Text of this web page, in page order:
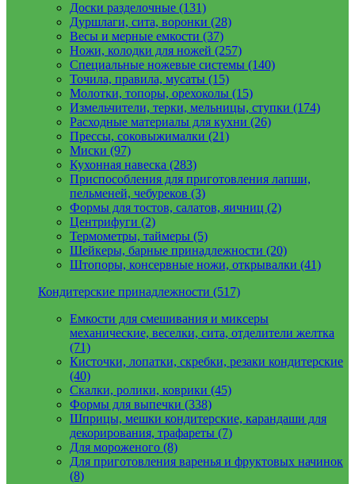
Доски разделочные (131)
Дуршлаги, сита, воронки (28)
Весы и мерные емкости (37)
Ножи, колодки для ножей (257)
Специальные ножевые системы (140)
Точила, правила, мусаты (15)
Молотки, топоры, орехоколы (15)
Измельчители, терки, мельницы, ступки (174)
Расходные материалы для кухни (26)
Прессы, соковыжималки (21)
Миски (97)
Кухонная навеска (283)
Приспособления для приготовления лапши,
пельменей, чебуреков (3)
Формы для тостов, салатов, яичниц (2)
Центрифуги (2)
Термометры, таймеры (5)
Шейкеры, барные принадлежности (20)
Штопоры, консервные ножи, открывалки (41)
Кондитерские принадлежности (517)
Емкости для смешивания и миксеры
механические, веселки, сита, отделители желтка
(71)
Кисточки, лопатки, скребки, резаки кондитерские
(40)
Скалки, ролики, коврики (45)
Формы для выпечки (338)
Шприцы, мешки кондитерские, карандаши для
декорирования, трафареты (7)
Для мороженого (8)
Для приготовления варенья и фруктовых начинок
(8)